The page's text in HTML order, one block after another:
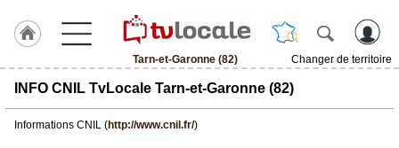
Tarn-et-Garonne (82)
Changer de territoire
J'adhère
Hulcoq
INFO CNIL TvLocale Tarn-et-Garonne (82)
Informations CNIL (http://www.cnil.fr/)